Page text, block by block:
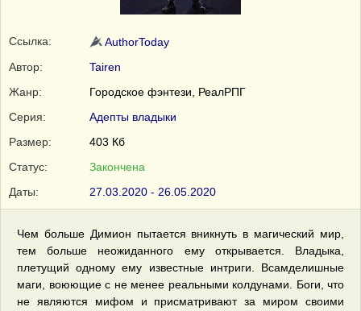
Ссылка:
AuthorToday
Автор:
Tairen
Жанр:
Городское фэнтези, РеалРПГ
Серия:
Адепты владыки
Размер:
403 Кб
Статус:
Закончена
Даты:
27.03.2020 - 26.05.2020
Чем больше Димион пытается вникнуть в магический мир,
тем больше неожиданного ему открывается. Владыка,
плетущий одному ему известные интриги. Всамделишные
маги, воюющие с не менее реальными колдунами. Боги, что
не являются мифом и присматривают за миром своими